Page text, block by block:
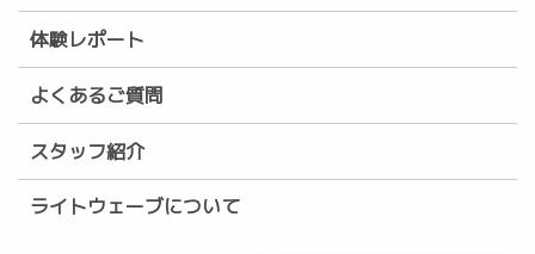
体験レポート
よくあるご質問
スタッフ紹介
ライトウェーブについて